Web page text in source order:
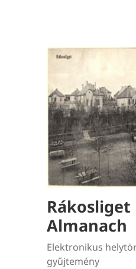
Rákosliget
Almanach
Elektronikus
gyűjtemény